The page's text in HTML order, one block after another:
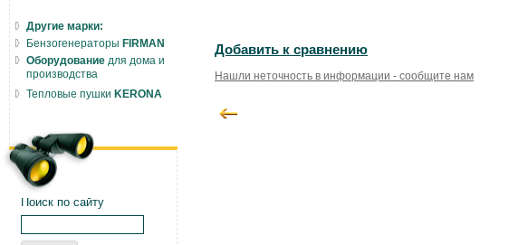
Добавить к сравнению
Нашли неточность в информации - сообщите нам
Другие марки:
Бензогенераторы FIRMAN
Оборудование для дома и
производства
Тепловые пушки KERONA
Поиск по сайту